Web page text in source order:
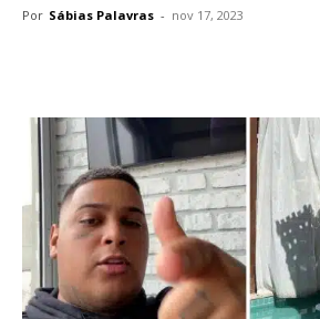
Por Sábias Palavras - nov 17, 2023